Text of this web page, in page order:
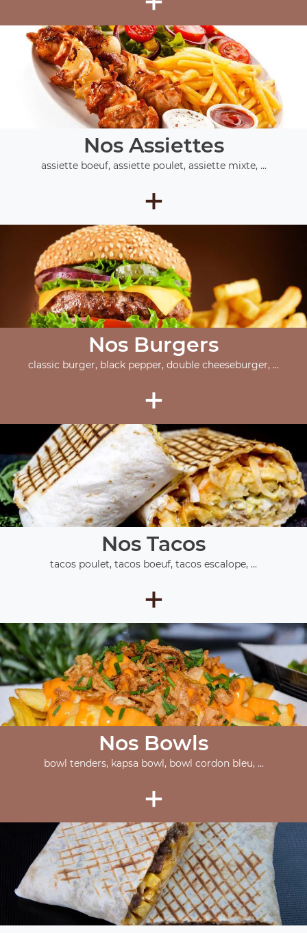
Nos Assiettes
assiette boeuf, assiette poulet, assiette mixte, ...
+
Nos Burgers
classic burger, black pepper, double cheeseburger, ...
+
Nos Tacos
tacos poulet, tacos boeuf, tacos escalope, ...
+
Nos Bowls
bowl tenders, kapsa bowl, bowl cordon bleu, ...
+